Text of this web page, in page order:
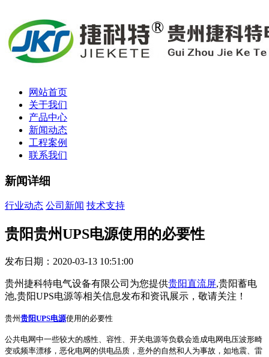
网站首页
关于我们
产品中心
新闻动态
工程案例
联系我们
新闻详细
行业动态 公司新闻 技术支持
贵阳贵州UPS电源使用的必要性
发布日期：2020-03-13 10:51:00
贵州捷科特电气设备有限公司为您提供贵阳直流屏,贵阳蓄电
池,贵阳UPS电源等相关信息发布和资讯展示，敬请关注！
贵州 贵阳UPS电源使用的必要性
公共电网中一些较大的感性、容性、开关电源等负载会造成电网电压波形畸
变或频率漂移，恶化电网的供电品质，意外的自然和人为事故，如地震、雷